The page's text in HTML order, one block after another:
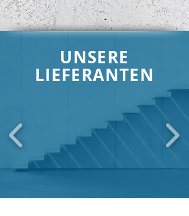
UNSERE
LIEFERANTEN